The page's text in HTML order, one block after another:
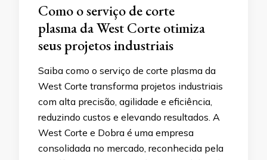
Como o serviço de corte
plasma da West Corte otimiza
seus projetos industriais
Saiba como o serviço de corte plasma da
West Corte transforma projetos industriais
com alta precisão, agilidade e eficiência,
reduzindo custos e elevando resultados. A
West Corte e Dobra é uma empresa
consolidada no mercado, reconhecida pela